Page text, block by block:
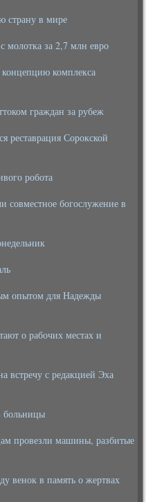
страну в мире
молотка за 2,7 млн евро
концепцию комплекса
граждан за рубеж
реставрация Сорокской
робота
богослужение в
опытом для Надежды
о рабочих местах и
встречу с редакцией Эха
больницы
провезли машины, разбитые
венок в память о жертвах